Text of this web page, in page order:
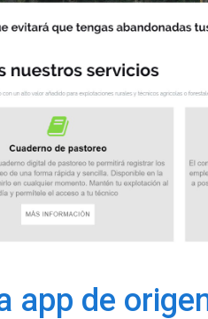
app de